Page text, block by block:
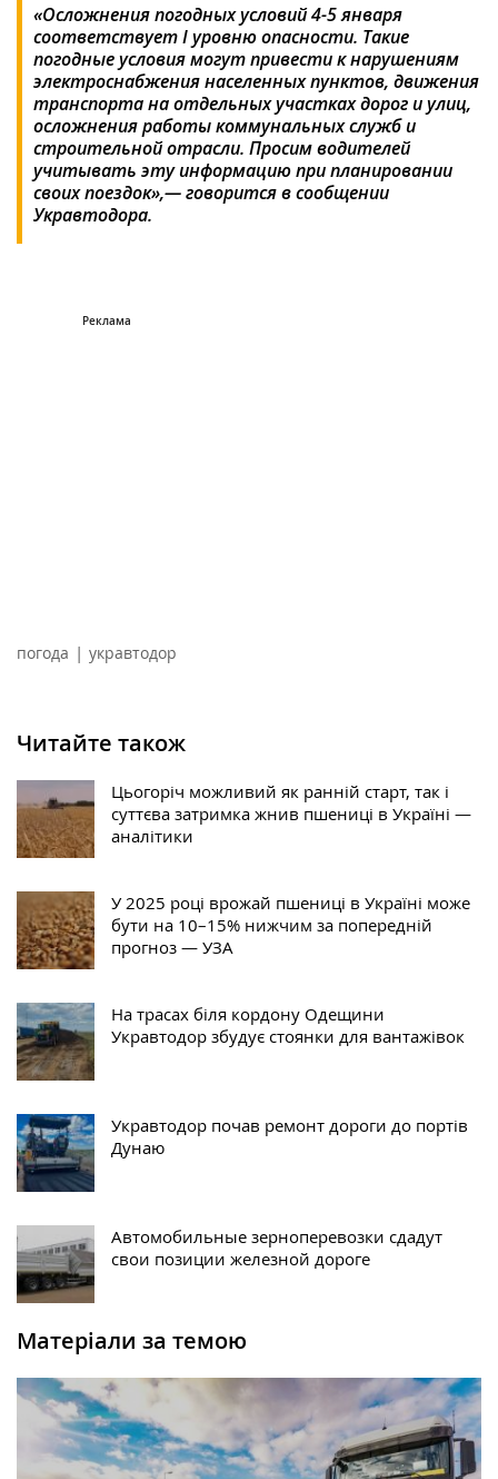
«Осложнения погодных условий 4-5 января
соответствует I уровню опасности. Такие
погодные условия могут привести к нарушениям
электроснабжения населенных пунктов, движения
транспорта на отдельных участках дорог и улиц,
осложнения работы коммунальных служб и
строительной отрасли. Просим водителей
учитывать эту информацию при планировании
своих поездок»,— говорится в сообщении
Укравтодора.
погода | укравтодор
Читайте також
Цьогоріч можливий як ранній старт, так і
суттєва затримка жнив пшениці в Україні —
аналітики
У 2025 році врожай пшениці в Україні може
бути на 10–15% нижчим за попередній
прогноз — УЗА
На трасах біля кордону Одещини
Укравтодор збудує стоянки для вантажівок
Укравтодор почав ремонт дороги до портів
Дунаю
Автомобильные зерноперевозки сдадут
свои позиции железной дороге
Матеріали за темою